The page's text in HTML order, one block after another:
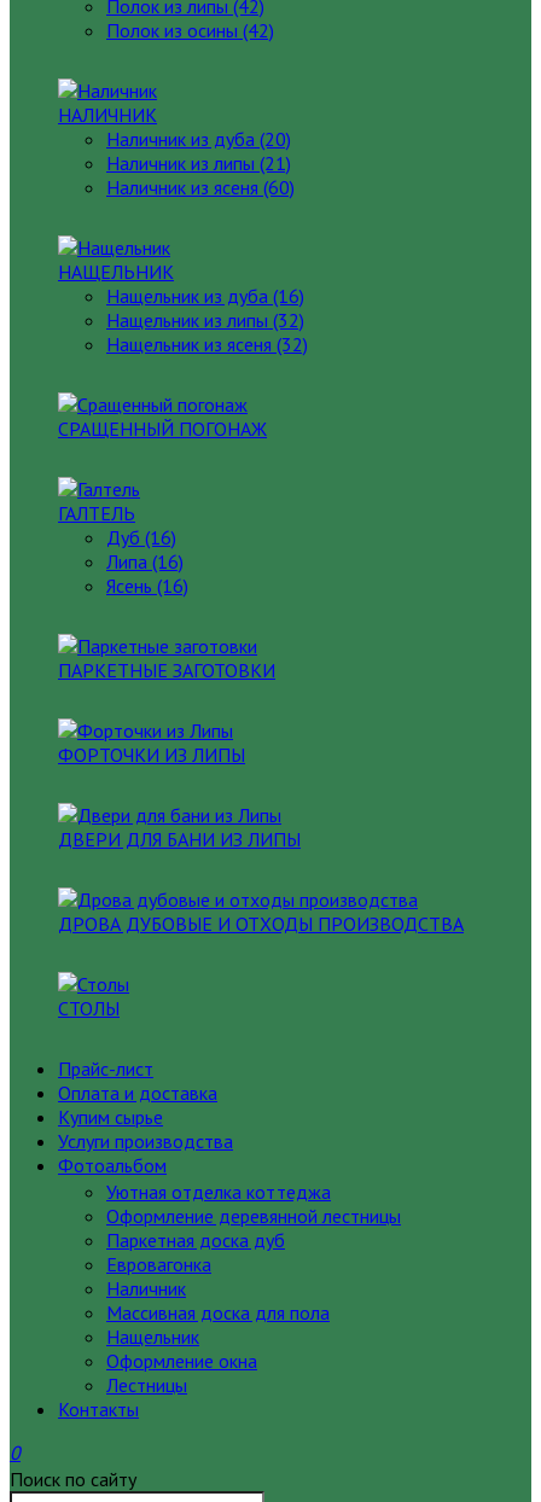
Полок из липы (42)
Полок из осины (42)
НАЛИЧНИК
Наличник из дуба (20)
Наличник из липы (21)
Наличник из ясеня (60)
НАЩЕЛЬНИК
Нащельник из дуба (16)
Нащельник из липы (32)
Нащельник из ясеня (32)
СРАЩЕННЫЙ ПОГОНАЖ
ГАЛТЕЛЬ
Дуб (16)
Липа (16)
Ясень (16)
ПАРКЕТНЫЕ ЗАГОТОВКИ
ФОРТОЧКИ ИЗ ЛИПЫ
ДВЕРИ ДЛЯ БАНИ ИЗ ЛИПЫ
ДРОВА ДУБОВЫЕ И ОТХОДЫ ПРОИЗВОДСТВА
СТОЛЫ
Прайс-лист
Оплата и доставка
Купим сырье
Услуги производства
Фотоальбом
Уютная отделка коттеджа
Оформление деревянной лестницы
Паркетная доска дуб
Евровагонка
Наличник
Массивная доска для пола
Нащельник
Оформление окна
Лестницы
Контакты
0
Поиск по сайту